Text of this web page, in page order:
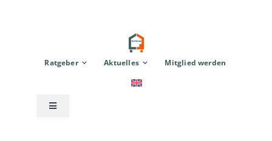
Ratgeber Aktuelles Mitglied werden
Toggle